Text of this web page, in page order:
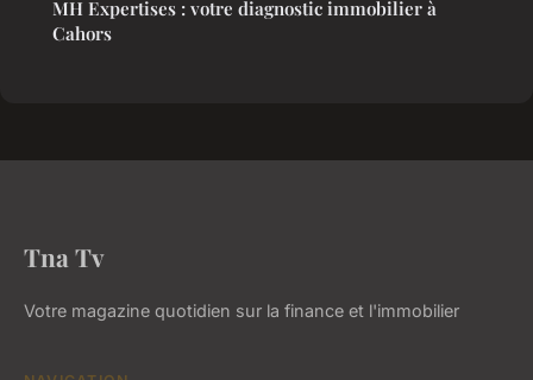
MH Expertises : votre diagnostic immobilier à
Cahors
Tna Tv
Votre magazine quotidien sur la finance et l'immobilier